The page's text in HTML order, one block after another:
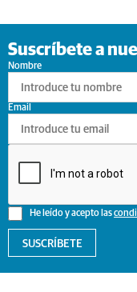
Suscríbete a
Nombre
He leído y acepto las
Email
SUSCRÍBETE